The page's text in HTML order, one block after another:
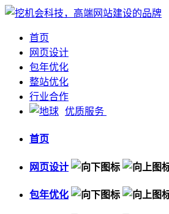
首页
网页设计
包年优化
整站优化
行业合作
优质服务
首页
网页设计
包年优化